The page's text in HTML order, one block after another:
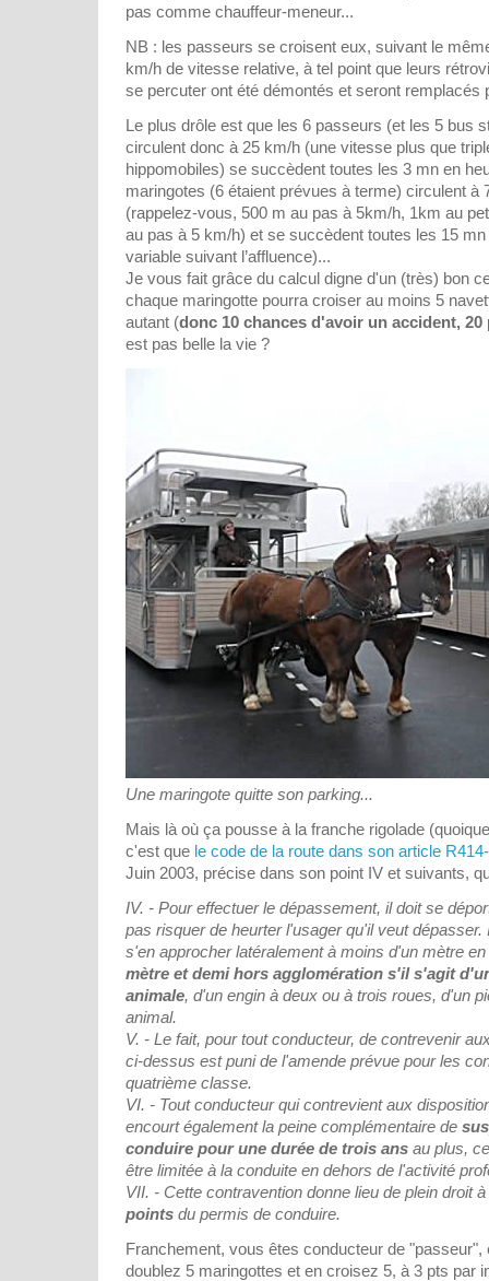
pas comme chauffeur-meneur...
NB : les passeurs se croisent eux, suivant le
km/h de vitesse relative, à tel point que leurs
se percuter ont été démontés et seront remplacés
Le plus drôle est que les 6 passeurs (et les 5 bus
circulent donc à 25 km/h (une vitesse plus que
hippomobiles) se succèdent toutes les 3 mn en
maringotes (6 étaient prévues à terme) circulent à
(rappelez-vous, 500 m au pas à 5km/h, 1km au
au pas à 5 km/h) et se succèdent toutes les 15
variable suivant l’affluence)...
Je vous fait grâce du calcul digne d'un (très) bon
chaque maringotte pourra croiser au moins 5
autant (donc 10 chances d'avoir un accident,
est pas belle la vie ?
Une maringote quitte son parking...
Mais là où ça pousse à la franche rigolade
c'est que le code de la route dans son article
Juin 2003, précise dans son point IV et suivants,
IV. - Pour effectuer le dépassement, il doit se
pas risquer de heurter l'usager qu'il veut
s'en approcher latéralement à moins d'un mètre
mètre et demi hors agglomération s'il s'agit
animale, d'un engin à deux ou à trois roues, d'un
animal.
V. - Le fait, pour tout conducteur, de contrevenir
ci-dessus est puni de l'amende prévue pour les
quatrième classe.
VI. - Tout conducteur qui contrevient aux
encourt également la peine complémentaire de
conduire pour une durée de trois ans au plus,
être limitée à la conduite en dehors de l'activité
VII. - Cette contravention donne lieu de plein droit
points du permis de conduire.
Franchement, vous êtes conducteur de "passeur",
doublez 5 maringottes et en croisez 5, à 3 pts par